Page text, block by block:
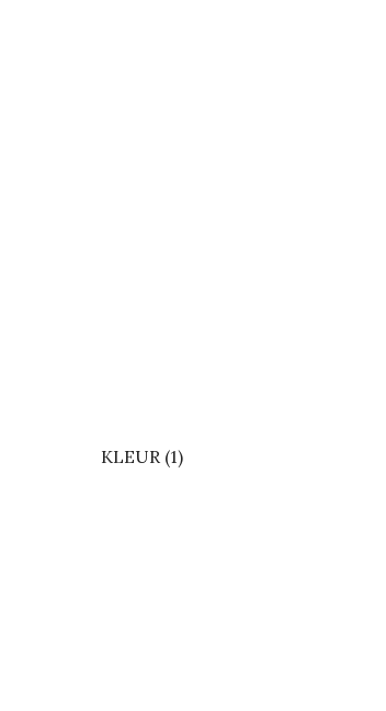
KLEUR (1)